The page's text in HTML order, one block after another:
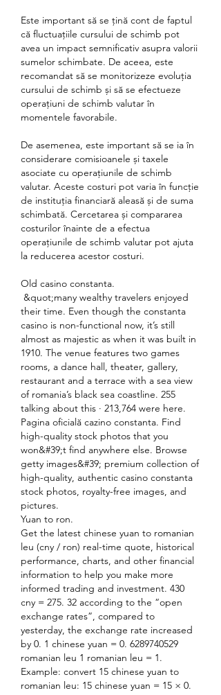
Este important să se țină cont de faptul
că fluctuațiile cursului de schimb pot
avea un impact semnificativ asupra valorii
sumelor schimbate. De aceea, este
recomandat să se monitorizeze evoluția
cursului de schimb și să se efectueze
operațiuni de schimb valutar în
momentele favorabile.
De asemenea, este important să se ia în
considerare comisioanele și taxele
asociate cu operațiunile de schimb
valutar. Aceste costuri pot varia în funcție
de instituția financiară aleasă și de suma
schimbată. Cercetarea și compararea
costurilor înainte de a efectua
operațiunile de schimb valutar pot ajuta
la reducerea acestor costuri.
Old casino constanta.
their time. Even though the constanta
casino is non-functional now, it’s still
almost as majestic as when it was built in
1910. The venue features two games
rooms, a dance hall, theater, gallery,
restaurant and a terrace with a sea view
of romania’s black sea coastline. 255
talking about this · 213,764 were here.
Pagina oficială cazino constanta. Find
high-quality stock photos that you
won&#39;t find anywhere else. Browse
getty images&#39; premium collection of
high-quality, authentic casino constanta
stock photos, royalty-free images, and
pictures.
Yuan to ron.
Get the latest chinese yuan to romanian
leu (cny / ron) real-time quote, historical
performance, charts, and other financial
information to help you make more
informed trading and investment. 430
cny = 275. 32 according to the “open
exchange rates”, compared to
yesterday, the exchange rate increased
by 0. 1 chinese yuan = 0. 6289740529
romanian leu 1 romanian leu = 1.
Example: convert 15 chinese yuan to
romanian leu: 15 chinese yuan = 15 × 0.